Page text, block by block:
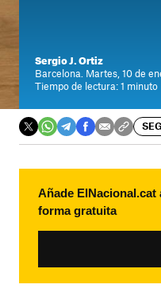
Sergio J. Ortiz
Barcelona. Martes, 10 de
Tiempo de lectura: 1 minuto
Añade
forma gratuita